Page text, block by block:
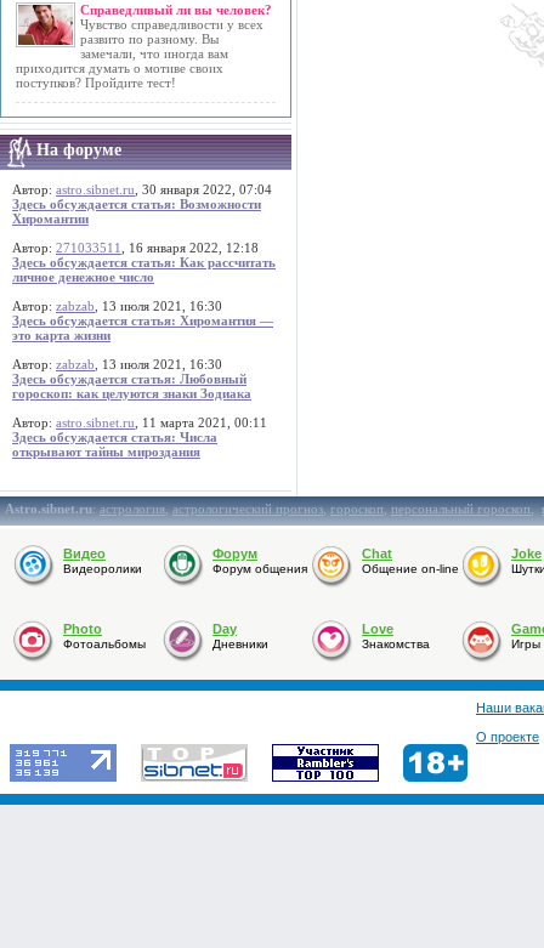
Справедливый ли вы человек?
Чувство справедливости у всех
развито по разному. Вы
замечали, что иногда вам
приходится думать о мотиве своих
поступков? Пройдите тест!
На форуме
Автор: astro.sibnet.ru , 30 января 2022, 07:04
Здесь обсуждается статья: Возможности
Хиромантии
Автор: 271033511
, 16 января 2022, 12:18
Здесь обсуждается статья: Как рассчитать
личное денежное число
Автор: zabzab , 13 июля 2021, 16:30
Здесь обсуждается статья: Хиромантия —
это карта жизни
Автор: zabzab , 13 июля 2021, 16:30
Здесь обсуждается статья: Любовный
гороскоп: как целуются знаки Зодиака
Автор: astro.sibnet.ru , 11 марта 2021, 00:11
Здесь обсуждается статья: Числа
открывают тайны мироздания
Astro.sibnet.ru:астрология,астрологический прогноз,гороскоп,персональный гороскоп,
Видео
Видеоролики
Форум
Форум общения
Chat
Общение on-line
Joke
Photo
Фотоальбомы
Day
Дневники
Love
Знакомства Игры
Наши
О проекте